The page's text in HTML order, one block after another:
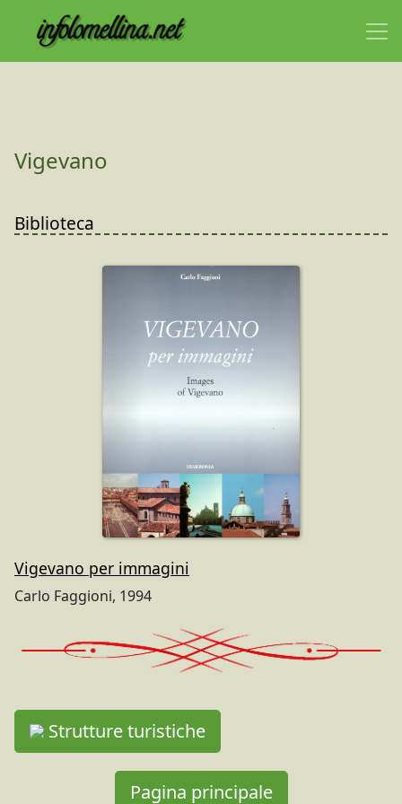
Vigevano
Biblioteca
Vigevano per immagini
Carlo Faggioni, 1994
Strutture turistiche
Pagina principale